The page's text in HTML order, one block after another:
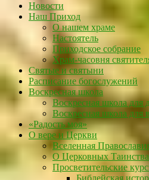
Новости
Наш Приход
О нашем храме
Настоятель
Приходское собрание
Храм-часовня
Святые и святыни
Расписание богослужений
Воскресная школа
Воскресная школа для
Воскресная школа для
«Радость моя»
О вере и Церкви
Вселенная
О Церковных
Просветительские